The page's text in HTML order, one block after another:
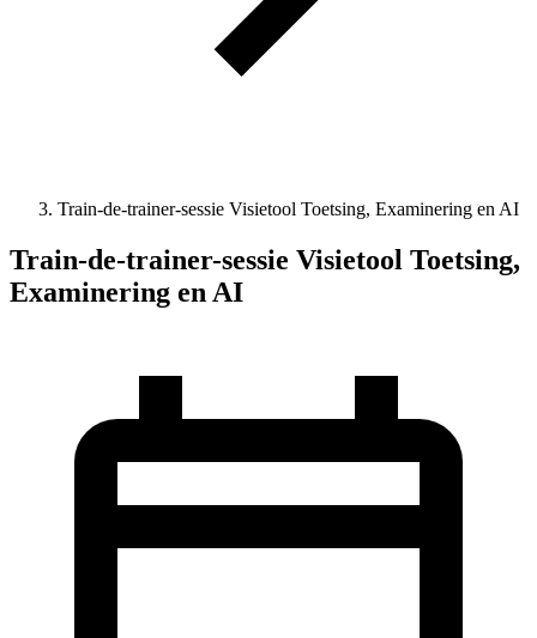
Train-de-trainer-sessie Visietool Toetsing, Examinering en AI
Train-de-trainer-sessie Visietool Toetsing,
Examinering en AI